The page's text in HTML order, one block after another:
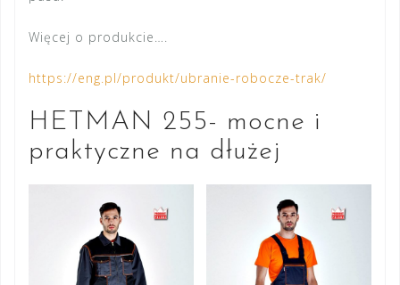
Więcej o produkcie….
https://eng.pl/produkt/ubranie-robocze-trak/
HETMAN 255- mocne i
praktyczne na dłużej